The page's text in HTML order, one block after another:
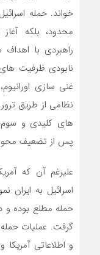
محدود، بلکه
راهبردی با
نابودی ظرفیت
غنی سازی
نظامی از طریق
های کلیدی و سوم،
پس از تضعیف
علیرغم آن که
اسرائیل به ایران
گرفت. عملیات حمله
و اطلاعاتی آمریکا